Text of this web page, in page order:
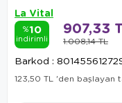
La Vital
%10
indirimli 1.008,14 TL
907,33
Barkod :
123,50 TL 'den başlayan